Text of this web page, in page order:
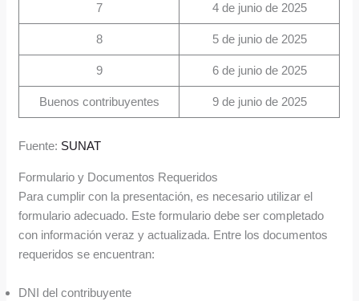
7 4 de junio de 2025
8 5 de junio de 2025
9 6 de junio de 2025
Buenos contribuyentes 9 de junio de 2025
Fuente: SUNAT
Formulario y Documentos Requeridos
Para cumplir con la presentación, es necesario utilizar el
formulario adecuado. Este formulario debe ser completado
con información veraz y actualizada. Entre los documentos
requeridos se encuentran:
DNI del contribuyente